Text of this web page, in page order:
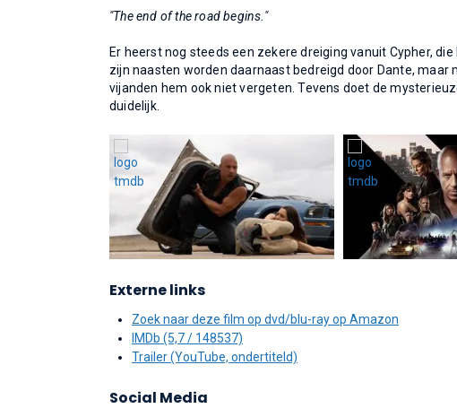
"The end of the road begins."
Er heerst nog steeds een zekere dreiging vanuit Cypher,
zijn naasten worden daarnaast bedreigd door Dante, maar
vijanden hem ook niet vergeten. Tevens doet de
duidelijk.
Externe links
Zoek naar deze film op dvd/blu-ray op Amazon
IMDb (5,7 / 148537)
Trailer (YouTube, ondertiteld)
Social Media